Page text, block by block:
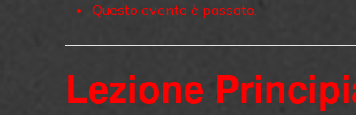
Questo evento è passato.
Lezione